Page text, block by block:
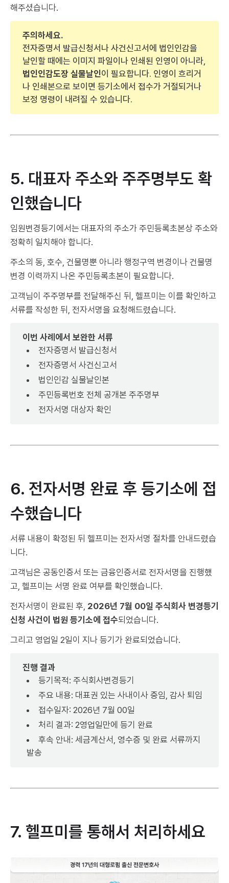
해주셨습니다.
주의하세요.
전자증명서 발급신청서나 사건신고서에 법인인감을
날인할 때에는 이미지 파일이나 인쇄된 인영이 아니라,
법인인감도장 실물날인이 필요합니다. 인영이 흐리거
나 인쇄본으로 보이면 등기소에서 접수가 거절되거나
보정 명령이 내려질 수 있습니다.
5. 대표자 주소와 주주명부도 확
인했습니다
임원변경등기에서는 대표자의 주소가 주민등록초본상 주소와
정확히 일치해야 합니다.
주소의 동, 호수, 건물명뿐 아니라 행정구역 변경이나 건물명
변경 이력까지 나온 주민등록초본이 필요합니다.
고객님이 주주명부를 전달해주신 뒤, 헬프미는 이를 확인하고
서류를 작성한 뒤, 전자서명을 요청해드렸습니다.
이번 사례에서 보완한 서류
전자증명서 발급신청서
전자증명서 사건신고서
법인인감 실물날인본
주민등록번호 전체 공개본 주주명부
전자서명 대상자 확인
6. 전자서명 완료 후 등기소에 접
수했습니다
서류 내용이 확정된 뒤 헬프미는 전자서명 절차를 안내드렸습
니다.
고객님은 공동인증서 또는 금융인증서로 전자서명을 진행했
고, 헬프미는 서명 완료 여부를 확인했습니다.
전자서명이 완료된 후, 2026년 7월 00일 주식회사 변경등기
신청 사건이 법원 등기소에 접수되었습니다.
그리고 영업일 2일이 지나 등기가 완료되었습니다.
진행 결과
등기목적: 주식회사변경등기
주요 내용: 대표권 있는 사내이사 중임, 감사 퇴임
접수일자: 2026년 7월 00일
처리 결과: 2영업일만에 등기 완료
후속 안내: 세금계산서, 영수증 및 완료 서류까지
발송
7. 헬프미를 통해서 처리하세요